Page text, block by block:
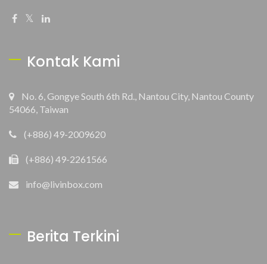
Kontak Kami
No. 6, Gongye South 6th Rd., Nantou City, Nantou County
54066, Taiwan
(+886) 49-2009620
(+886) 49-2261566
info@livinbox.com
Berita Terkini